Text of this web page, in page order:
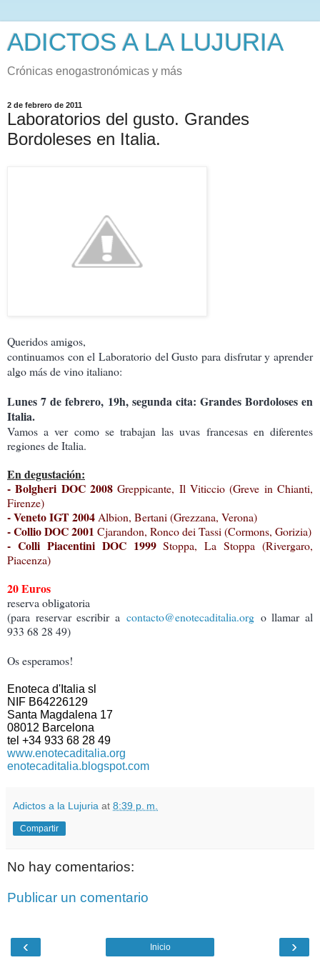
ADICTOS A LA LUJURIA
Crónicas enogastronómicas y más
2 de febrero de 2011
Laboratorios del gusto. Grandes
Bordoleses en Italia.
Queridos amigos,
continuamos con el Laboratorio del Gusto para disfrutar y aprender
algo más de vino italiano:
Lunes 7 de febrero, 19h, segunda cita: Grandes Bordoloses en
Italia.
Vamos a ver como se trabajan las uvas francesas en diferentes
regiones de Italia.
En degustación:
- Bolgheri DOC 2008Greppicante, Il Viticcio (Greve in Chianti,
Firenze)
- Veneto IGT 2004 Albion, Bertani (Grezzana, Verona)
- Collio DOC 2001 Cjarandon, Ronco dei Tassi (Cormons, Gorizia)
- Colli Piacentini DOC 1999Stoppa, La Stoppa (Rivergaro,
Piacenza)
20 Euros
reserva obligatoria
(para reservar escribir a contacto@enotecaditalia.orgo llamar al
933 68 28 49)
Os esperamos!
Enoteca d'Italia sl
NIF B64226129
Santa Magdalena 17
08012 Barcelona
tel +34 933 68 28 49
www.enotecaditalia.org
enotecaditalia.blogspot.com
Adictos a la Lujuria at 8:39 p. m.
Compartir
No hay comentarios:
Publicar un comentario
‹ ›
Inicio